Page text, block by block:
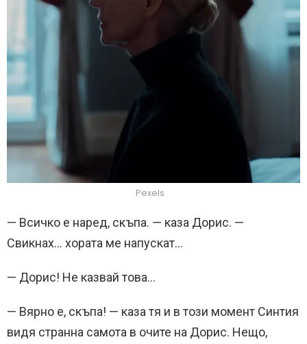
Pexels
— Всичко е наред, скъпа. — каза Дорис. —
Свикнах… хората ме напускат…
— Дорис! Не казвай това…
— Вярно е, скъпа! — каза тя и в този момент Синтия
видя странна самота в очите на Дорис. Нещо,